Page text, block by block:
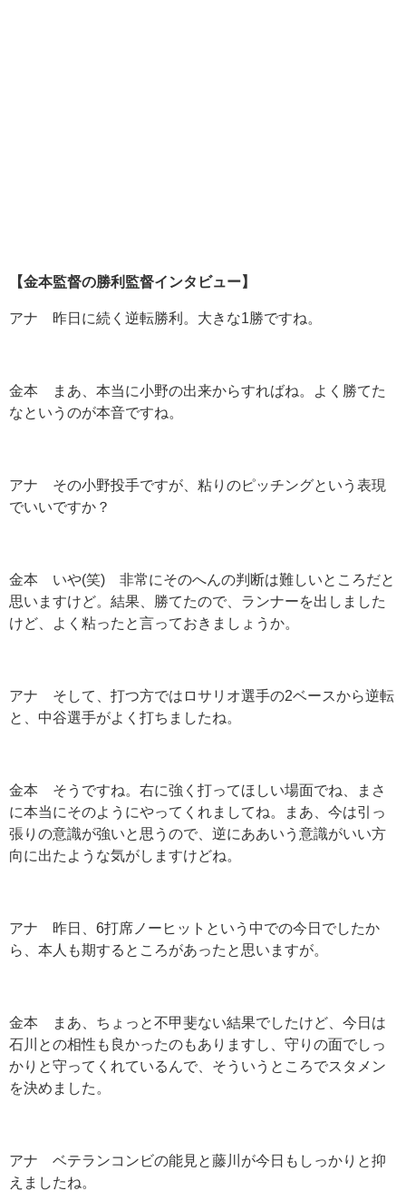
【金本監督の勝利監督インタビュー】
アナ 昨日に続く逆転勝利。大きな1勝ですね。
金本 まあ、本当に小野の出来からすればね。よく勝てた
なというのが本音ですね。
アナ その小野投手ですが、粘りのピッチングという表現
でいいですか？
金本 いや(笑) 非常にそのへんの判断は難しいところだと
思いますけど。結果、勝てたので、ランナーを出しました
けど、よく粘ったと言っておきましょうか。
アナ そして、打つ方ではロサリオ選手の2ベースから逆転
と、中谷選手がよく打ちましたね。
金本 そうですね。右に強く打ってほしい場面でね、まさ
に本当にそのようにやってくれましてね。まあ、今は引っ
張りの意識が強いと思うので、逆にああいう意識がいい方
向に出たような気がしますけどね。
アナ 昨日、6打席ノーヒットという中での今日でしたか
ら、本人も期するところがあったと思いますが。
金本 まあ、ちょっと不甲斐ない結果でしたけど、今日は
石川との相性も良かったのもありますし、守りの面でしっ
かりと守ってくれているんで、そういうところでスタメン
を決めました。
アナ ベテランコンビの能見と藤川が今日もしっかりと抑
えましたね。